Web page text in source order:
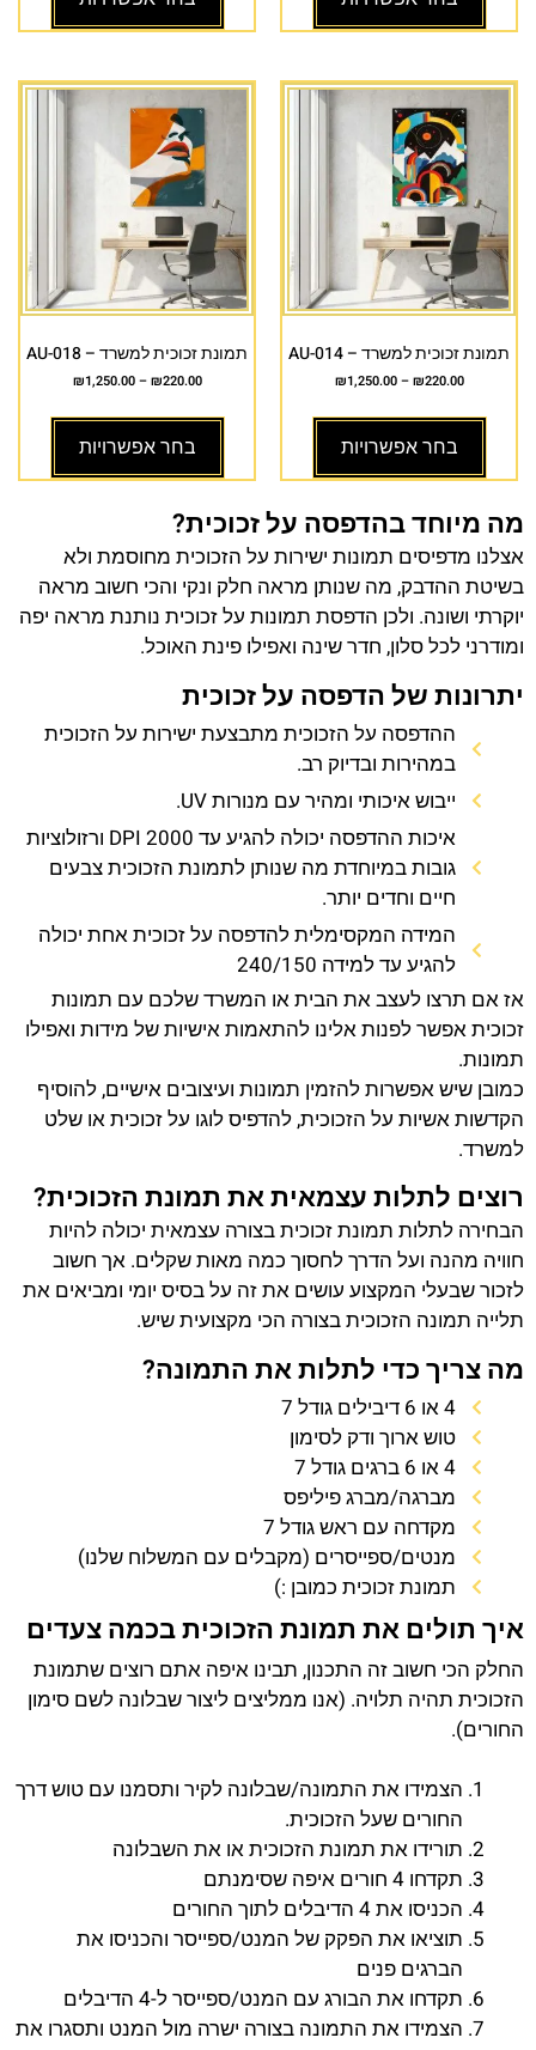
תמונת זכוכית למשרד – AU-014
₪220.00
–
₪1,250.00
בחר אפשרויות
תמונת זכוכית למשרד – AU-018
₪220.00
–
₪1,250.00
בחר אפשרויות
מה מיוחד בהדפסה על זכוכית?
אצלנו מדפיסים תמונות ישירות על הזכוכית מחוסמת ולא
בשיטת ההדבק, מה שנותן מראה חלק ונקי והכי חשוב מראה
יוקרתי ושונה. ולכן הדפסת תמונות על זכוכית נותנת מראה יפה
ומודרני לכל סלון, חדר שינה ואפילו פינת האוכל.
יתרונות של הדפסה על זכוכית
ההדפסה על הזכוכית מתבצעת ישירות על הזכוכית
במהירות ובדיוק רב.
ייבוש איכותי ומהיר עם מנורות UV.
איכות ההדפסה יכולה להגיע עד 2000 DPI ורזולוציות
גובות במיוחדת מה שנותן לתמונת הזכוכית צבעים
חיים וחדים יותר.
המידה המקסימלית להדפסה על זכוכית אחת יכולה
להגיע עד למידה 240/150
אז אם תרצו לעצב את הבית או המשרד שלכם עם תמונות
זכוכית אפשר לפנות אלינו להתאמות אישיות של מידות ואפילו
תמונות.
כמובן שיש אפשרות להזמין תמונות ועיצובים אישיים, להוסיף
הקדשות אשיות על הזכוכית, להדפיס לוגו על זכוכית או שלט
למשרד.
רוצים לתלות עצמאית את תמונת הזכוכית?
הבחירה לתלות תמונת זכוכית בצורה עצמאית יכולה להיות
חוויה מהנה ועל הדרך לחסוך כמה מאות שקלים. אך חשוב
לזכור שבעלי המקצוע עושים את זה על בסיס יומי ומביאים את
תלייה תמונה הזכוכית בצורה הכי מקצועית שיש.
מה צריך כדי לתלות את התמונה?
4 או 6 דיבילים גודל 7
טוש ארוך ודק לסימון
4 או 6 ברגים גודל 7
מברגה/מברג פיליפס
מקדחה עם ראש גודל 7
מנטים/ספייסרים (מקבלים עם המשלוח שלנו)
תמונת זכוכית כמובן :)
איך תולים את תמונת הזכוכית בכמה צעדים
החלק הכי חשוב זה התכנון, תבינו איפה אתם רוצים שתמונת
הזכוכית תהיה תלויה. (אנו ממליצים ליצור שבלונה לשם סימון
החורים).
הצמידו את התמונה/שבלונה לקיר ותסמנו עם טוש דרך
החורים שעל הזכוכית.
תורידו את תמונת הזכוכית או את השבלונה
תקדחו 4 חורים איפה שסימנתם
הכניסו את 4 הדיבלים לתוך החורים
תוציאו את הפקק של המנט/ספייסר והכניסו את
הברגים פנים
תקדחו את הבורג עם המנט/ספייסר ל-4 הדיבלים
הצמידו את התמונה בצורה ישרה מול המנט ותסגרו את